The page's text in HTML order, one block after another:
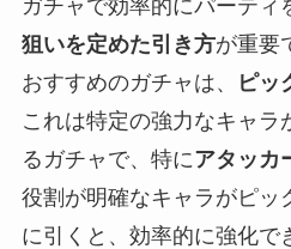
ガチャで効率的にパーティ
狙いを定めた引き方が重要
おすすめのガチャは、
ピッ
これは特定の強力なキャラ
るガチャで、特にアタッカ
役割が明確なキャラがピッ
に引くと、効率的に強化で